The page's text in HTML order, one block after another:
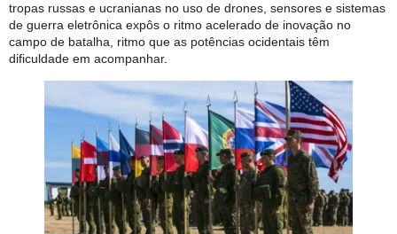
tropas russas e ucranianas no uso de drones, sensores e sistemas
de guerra eletrônica expôs o ritmo acelerado de inovação no
campo de batalha, ritmo que as potências ocidentais têm
dificuldade em acompanhar.